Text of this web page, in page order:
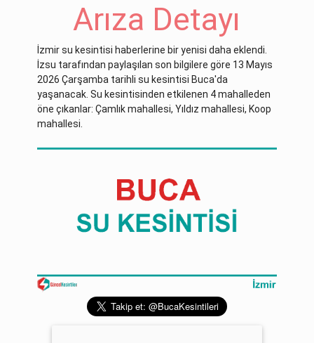
Arıza Detayı
İzmir su kesintisi haberlerine bir yenisi daha eklendi.
İzsu tarafından paylaşılan son bilgilere göre 13 Mayıs
2026 Çarşamba tarihli su kesintisi Buca'da
yaşanacak. Su kesintisinden etkilenen 4 mahalleden
öne çıkanlar: Çamlık mahallesi, Yıldız mahallesi, Koop
mahallesi.